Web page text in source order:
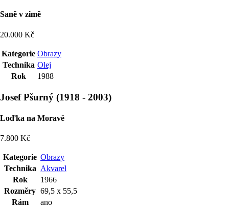
Saně v zimě
20.000 Kč
Kategorie Obrazy
Technika Olej
Rok
1988
Josef Pšurný (1918 - 2003)
Loďka na Moravě
7.800 Kč
Kategorie Obrazy
Technika Akvarel
Rok
1966
Rozměry 69,5 x 55,5
Rám
ano